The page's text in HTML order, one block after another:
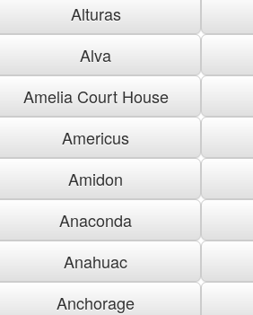
Alturas
Alva
Amelia Court House
Americus
Amidon
Anaconda
Anahuac
Anchorage